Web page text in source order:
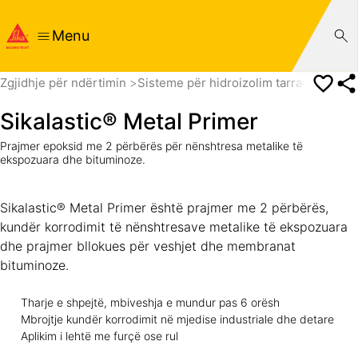
Menu
Zgjidhje për ndërtimin Sisteme për hidroizolim tarrace/ çatie
Sikalastic® Metal Primer
Prajmer epoksid me 2 përbërës për nënshtresa metalike të
ekspozuara dhe bituminoze.
Sikalastic® Metal Primer është prajmer me 2 përbërës,
kundër korrodimit të nënshtresave metalike të ekspozuara
dhe prajmer bllokues për veshjet dhe membranat
bituminoze.
Tharje e shpejtë, mbiveshja e mundur pas 6 orësh
Mbrojtje kundër korrodimit në mjedise industriale dhe detare
Aplikim i lehtë me furçë ose rul